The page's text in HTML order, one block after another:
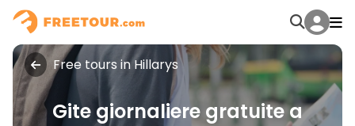
Free tours in Hillarys
Gite giornaliere gratuite a